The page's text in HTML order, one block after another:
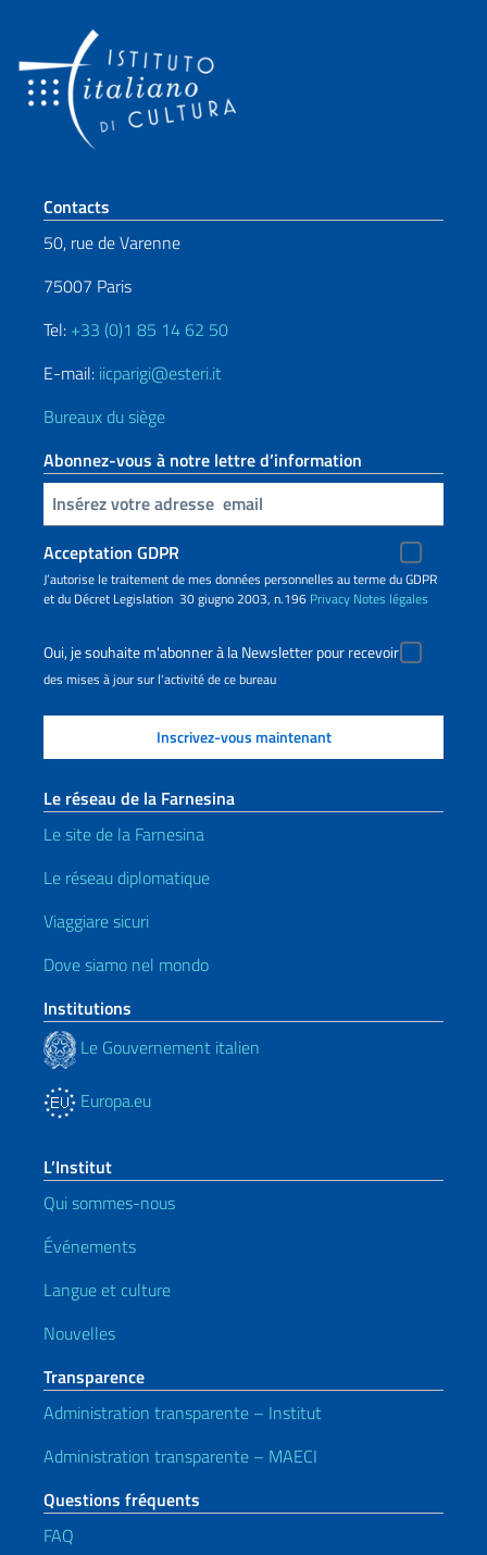
Section de pied de page
Contacts
50, rue de Varenne
75007 Paris
Tel: +33 (0)1 85 14 62 50
E-mail: iicparigi@esteri.it
Bureaux du siège
Abonnez-vous à notre lettre d’information
Insert your email
Acceptation GDPR
J’autorise le traitement de mes données personnelles au terme du GDPR
et du Décret Legislation 30 giugno 2003, n.196 Privacy Notes légales
Oui, je souhaite m'abonner à la Newsletter pour recevoir
des mises à jour sur l'activité de ce bureau
Le réseau de la Farnesina
Le site de la Farnesina
Le réseau diplomatique
Viaggiare sicuri
Dove siamo nel mondo
Institutions
Le Gouvernement italien
Europa.eu
L’Institut
Qui sommes-nous
Événements
Langue et culture
Nouvelles
Transparence
Administration transparente – Institut
Administration transparente – MAECI
Questions fréquents
FAQ